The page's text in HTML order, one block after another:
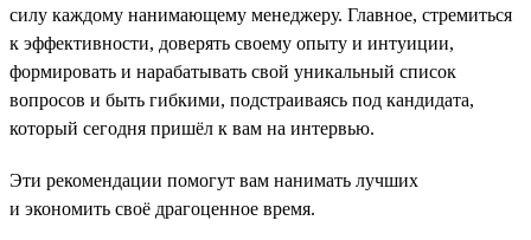
силу каждому нанимающему менеджеру. Главное, стремиться
к эффективности, доверять своему опыту и интуиции,
формировать и нарабатывать свой уникальный список
вопросов и быть гибкими, подстраиваясь под кандидата,
который сегодня пришёл к вам на интервью.
Эти рекомендации помогут вам нанимать лучших
и экономить своё драгоценное время.